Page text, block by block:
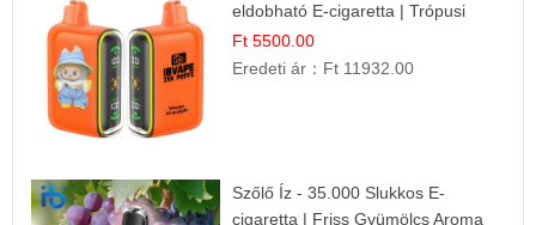
eldobható E-cigaretta | Trópusi
Ízélmény
Ft 5500.00
Eredeti ár： Ft 11932.00
Szőlő Íz - 35.000 Slukkos E-
cigaretta | Friss Gyümölcs Aroma